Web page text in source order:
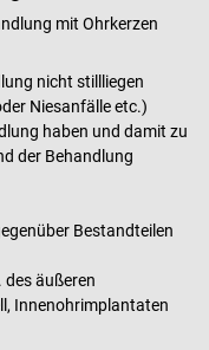
mit Ohrkerzen
nicht stillliegen
Niesanfälle etc.)
haben und damit zu
der Behandlung
Bestandteilen
des äußeren
Innenohrimplantaten